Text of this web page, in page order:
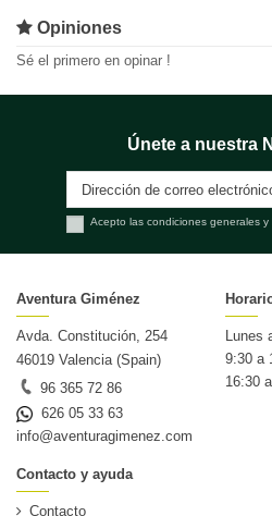
Opiniones
Sé el primero en opinar !
Únete a nuestra
Acepto las condiciones generales
Aventura Giménez
Avda. Constitución, 254
46019 Valencia (Spain)
96 365 72 86
626 05 33 63
info@aventuragimenez.com
Lunes
9:30 a
16:30
Contacto y ayuda
Contacto